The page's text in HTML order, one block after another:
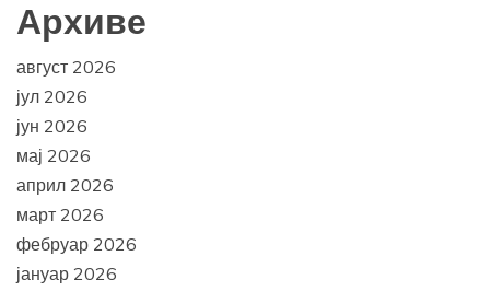
Архиве
август 2026
јул 2026
јун 2026
мај 2026
април 2026
март 2026
фебруар 2026
јануар 2026